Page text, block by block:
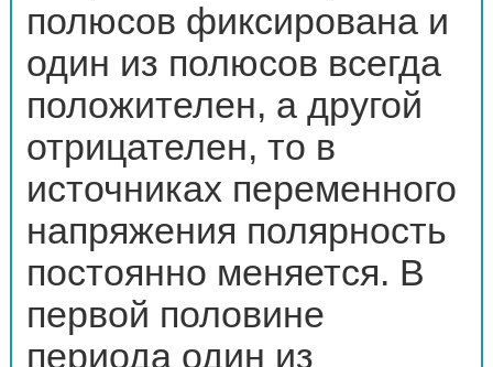
полюсов фиксирована и
один из полюсов всегда
положителен, а другой
отрицателен, то в
источниках переменного
напряжения полярность
постоянно меняется. В
первой половине
периода один из